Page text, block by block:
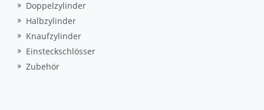
Doppelzylinder
Halbzylinder
Knaufzylinder
Einsteckschlösser
Zubehör